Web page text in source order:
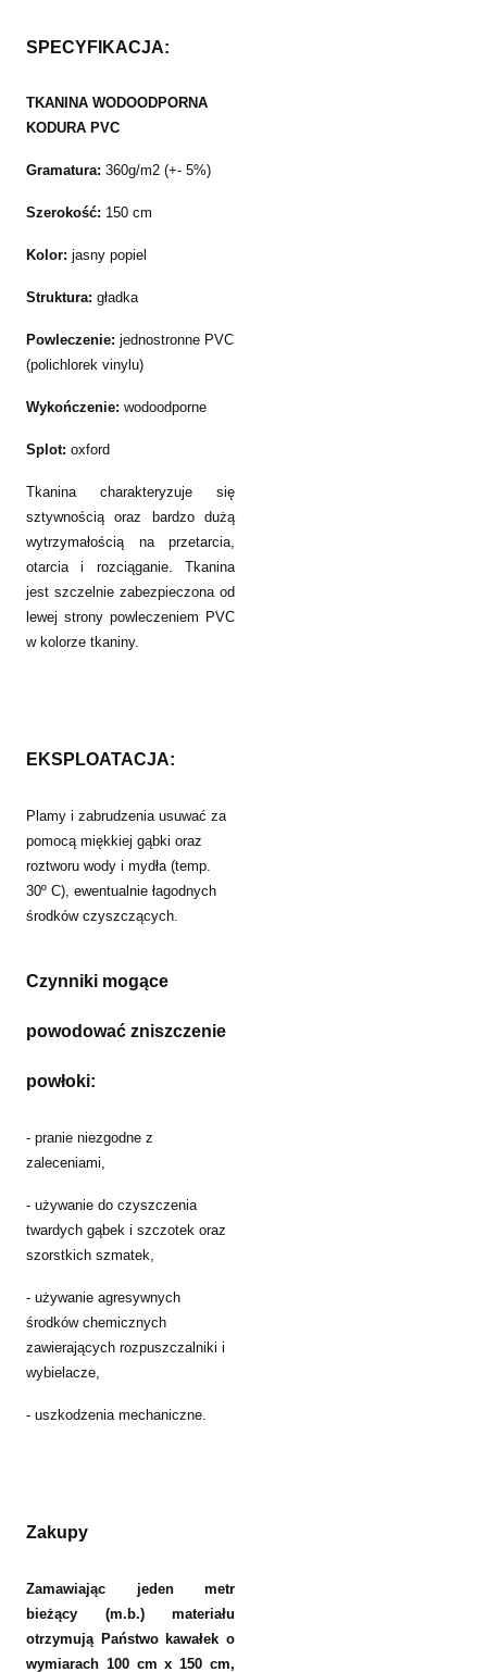
SPECYFIKACJA:
TKANINA WODOODPORNA
KODURA PVC
Gramatura: 360g/m2 (+- 5%)
Szerokość: 150 cm
Kolor: jasny popiel
Struktura: gładka
Powleczenie: jednostronne PVC
(polichlorek vinylu)
Wykończenie: wodoodporne
Splot: oxford
Tkanina charakteryzuje się
sztywnością oraz bardzo dużą
wytrzymałością na przetarcia,
otarcia i rozciąganie. Tkanina
jest szczelnie zabezpieczona od
lewej strony powleczeniem PVC
w kolorze tkaniny.
EKSPLOATACJA:
Plamy i zabrudzenia usuwać za
pomocą miękkiej gąbki oraz
roztworu wody i mydła (temp.
30º C), ewentualnie łagodnych
środków czyszczących.
Czynniki mogące
powodować zniszczenie
powłoki:
- pranie niezgodne z
zaleceniami,
- używanie do czyszczenia
twardych gąbek i szczotek oraz
szorstkich szmatek,
- używanie agresywnych
środków chemicznych
zawierających rozpuszczalniki i
wybielacze,
- uszkodzenia mechaniczne.
Zakupy
Zamawiając jeden metr
bieżący (m.b.) materiału
otrzymują Państwo kawałek o
wymiarach 100 cm x 150 cm,